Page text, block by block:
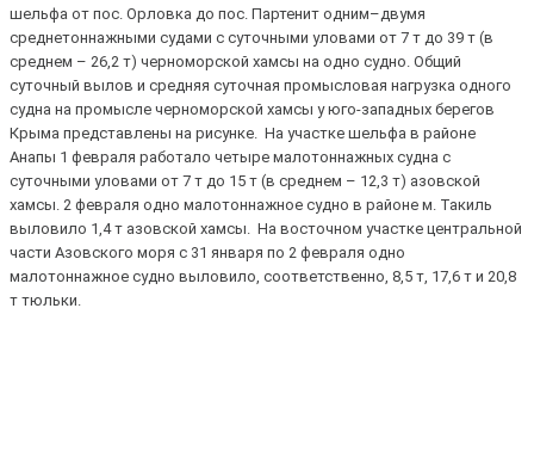
шельфа от пос. Орловка до пос. Партенит одним–двумя
среднетоннажными судами с суточными уловами от 7 т до 39 т (в
среднем – 26,2 т) черноморской хамсы на одно судно. Общий
суточный вылов и средняя суточная промысловая нагрузка одного
судна на промысле черноморской хамсы у юго-западных берегов
Крыма представлены на рисунке. На участке шельфа в районе
Анапы 1 февраля работало четыре малотоннажных судна с
суточными уловами от 7 т до 15 т (в среднем – 12,3 т) азовской
хамсы. 2 февраля одно малотоннажное судно в районе м. Такиль
выловило 1,4 т азовской хамсы. На восточном участке центральной
части Азовского моря с 31 января по 2 февраля одно
малотоннажное судно выловило, соответственно, 8,5 т, 17,6 т и 20,8
т тюльки.